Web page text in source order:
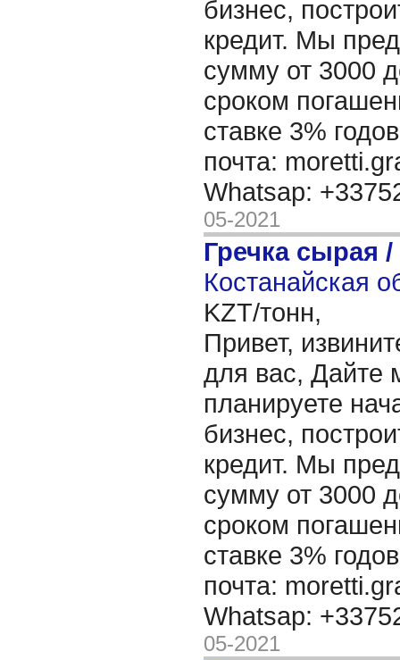
бизнес,
кредит. Мы
сумму от 3000
сроком
ставке 3%
почта:
Whatsap:
05-2021
Гречка сырая /
Костанайская
KZT/тонн,
Привет,
для вас, Дайте
планируете
бизнес,
кредит. Мы
сумму от 3000
сроком
ставке 3%
почта:
Whatsap:
05-2021